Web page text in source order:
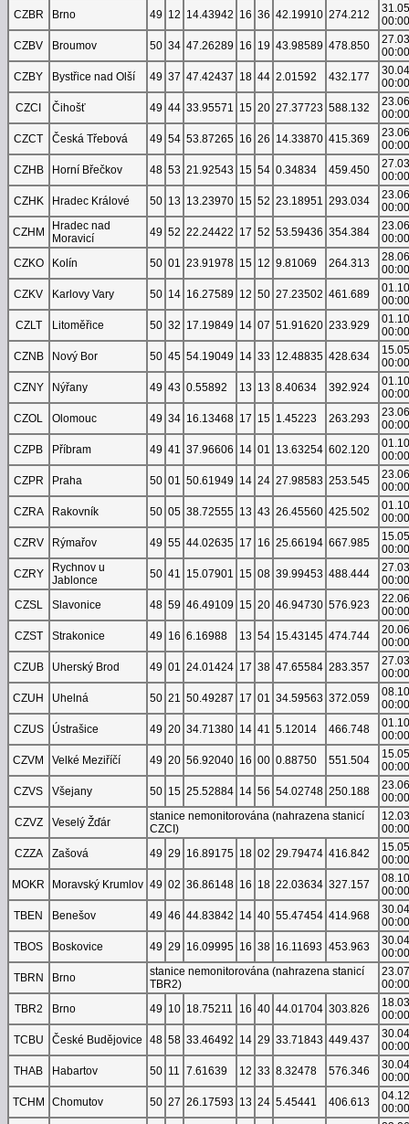
CZBR
Brno 49 12 14.43942 16 36 42.19910 274.212
00:00
CZBV
Broumov 50 34 47.26289 16 19 43.98589 478.850
00:00
CZBY
Bystřice nad Olší 49 37 47.42437 18 44 2.01592 432.177
00:00
CZCI
Čihošť 49 44 33.95571 15 20 27.37723 588.132
00:00
CZCT
Česká Třebová 49 54 53.87265 16 26 14.33870 415.369
00:00
CZHB
Horní Břečkov 48 53 21.92543 15 54 0.34834 459.450
00:00
CZHK
Hradec Králové 50 13 13.23970 15 52 23.18951 293.034
00:00
CZHM
Hradec nad
Moravicí
49 52 22.24422 17 52 53.59436 354.384
00:00
CZKO
Kolín 50 01 23.91978 15 12 9.81069 264.313
00:00
CZKV
Karlovy Vary 50 14 16.27589 12 50 27.23502 461.689
00:00
CZLT
Litoměřice 50 32 17.19849 14 07 51.91620 233.929
00:00
CZNB
Nový Bor 50 45 54.19049 14 33 12.48835 428.634
00:00
CZNY
Nýřany 49 43 0.55892 13 13 8.40634 392.924
00:00
CZOL
Olomouc 49 34 16.13468 17 15 1.45223 263.293
00:00
CZPB
Příbram 49 41 37.96606 14 01 13.63254 602.120
00:00
CZPR
Praha 50 01 50.61949 14 24 27.98583 253.545
00:00
CZRA
Rakovník 50 05 38.72555 13 43 26.45560 425.502
00:00
CZRV
Rýmařov 49 55 44.02635 17 16 25.66194 667.985
00:00
CZRY
Rychnov u
Jablonce
50 41 15.07901 15 08 39.99453 488.444
00:00
CZSL
Slavonice 48 59 46.49109 15 20 46.94730 576.923
00:00
CZST
Strakonice 49 16 6.16988 13 54 15.43145 474.744
00:00
CZUB
Uherský Brod 49 01 24.01424 17 38 47.65584 283.357
00:00
CZUH
Uhelná 50 21 50.49287 17 01 34.59563 372.059
00:00
CZUS
Ústrašice 49 20 34.71380 14 41 5.12014 466.748
00:00
CZVM
Velké Meziříčí 49 20 56.92040 16 00 0.88750 551.504
00:00
CZVS
Všejany 50 15 25.52884 14 56 54.02748 250.188
00:00
CZVZ
Veselý Žďár
stanice nemonitorována (nahrazena stanicí
CZCI)
00:00
CZZA
Zašová 49 29 16.89175 18 02 29.79474 416.842
00:00
MOKR
Moravský Krumlov 49 02 36.86148 16 18 22.03634 327.157
00:00
TBEN
Benešov 49 46 44.83842 14 40 55.47454 414.968
00:00
TBOS
Boskovice 49 29 16.09995 16 38 16.11693 453.963
00:00
TBRN
Brno
stanice nemonitorována (nahrazena stanicí
TBR2)
00:00
TBR2
Brno 49 10 18.75211 16 40 44.01704 303.826
00:00
TCBU
České Budějovice 48 58 33.46492 14 29 33.71843 449.437
00:00
THAB
Habartov 50 11 7.61639 12 33 8.32478 576.346
00:00
TCHM
Chomutov 50 27 26.17593 13 24 5.45441 406.613
00:00